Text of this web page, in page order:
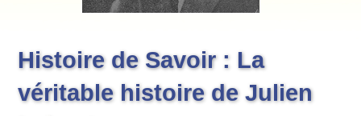
Histoire de Savoir : La
véritable histoire de Julien